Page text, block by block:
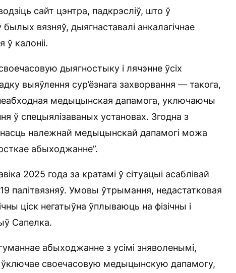
сайт цэнтра, падкрэсліў, што ў
вязняў, дыягнаставалі анкалагічнае
ў калоніі.
дыягностыку і лячэнне ўсіх
выяўлення сур’ёзнага захворвання — такога,
медыцынская дапамога, уключаючы
ў спецыялізаваных установах. Згодна з
належнай медыцынскай дапамогі можа
абыходжанне”.
2025 года за кратамі ў сітуацыі асаблівай
палітвязняў. Умовы ўтрымання, недастатковая
ціск негатыўна ўплываюць на фізічны і
Сапелка.
абыходжанне з усімі зняволенымі,
своечасовую медыцынскую дапамогу,